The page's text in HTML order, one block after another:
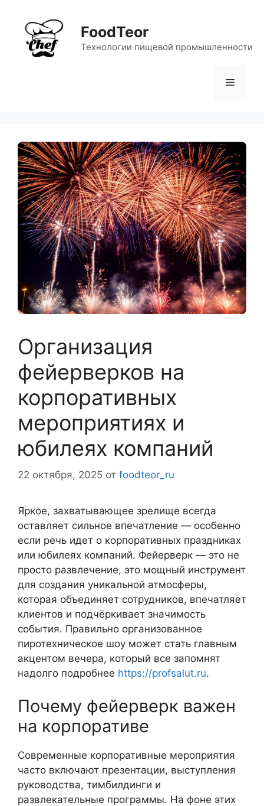
содержимому
FoodTeor
Технологии пищевой промышленности
Меню
Организация
фейерверков на
корпоративных
мероприятиях и
юбилеях компаний
22 октября, 2025 от foodteor_ru
Яркое, захватывающее зрелище всегда
оставляет сильное впечатление — особенно
если речь идет о корпоративных праздниках
или юбилеях компаний. Фейерверк — это не
просто развлечение, это мощный инструмент
для создания уникальной атмосферы,
которая объединяет сотрудников, впечатляет
клиентов и подчёркивает значимость
события. Правильно организованное
пиротехническое шоу может стать главным
акцентом вечера, который все запомнят
надолго подробнее https://profsalut.ru.
Почему фейерверк важен
на корпоративе
Современные корпоративные мероприятия
часто включают презентации, выступления
руководства, тимбилдинги и
развлекательные программы. На фоне этих